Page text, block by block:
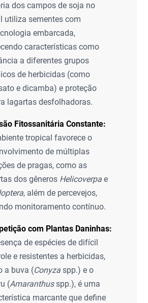
dos campos de soja no
utiliza sementes com
embarcada,
características como
a diferentes grupos
de herbicidas (como
e dicamba) e proteção
lagartas desfolhadoras.
Fitossanitária Constante:
tropical favorece o
de múltiplas
de pragas, como as
dos gêneros Helicoverpa e
, além de percevejos,
monitoramento contínuo.
com Plantas Daninhas:
de espécies de difícil
e resistentes a herbicidas,
a buva (Conyza spp.) e o
(Amaranthusspp.), é uma
marcante que define